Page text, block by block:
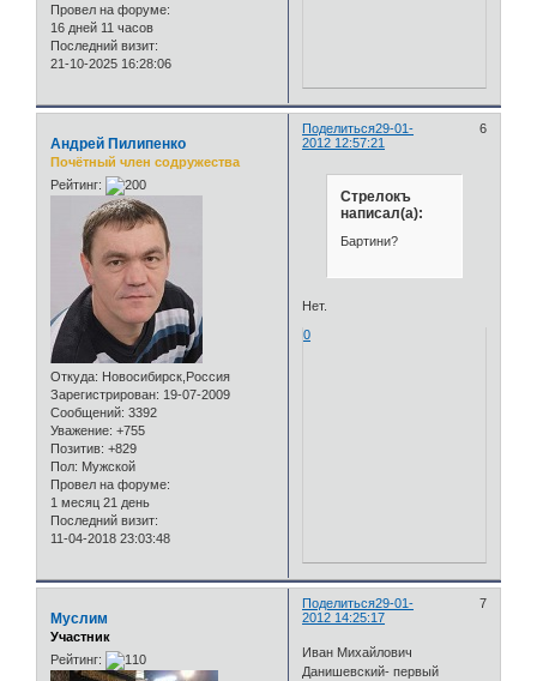
Провел на форуме:
16 дней 11 часов
Последний визит:
21-10-2025 16:28:06
Поделиться 6
29-01-
2012 12:57:21
Андрей Пилипенко
Почётный член содружества
Рейтинг:
Откуда: Новосибирск,Россия
Зарегистрирован: 19-07-2009
Сообщений: 3392
Уважение: +755
Позитив: +829
Пол: Мужской
Провел на форуме:
1 месяц 21 день
Последний визит:
11-04-2018 23:03:48
Стрелокъ
написал(а):
Бартини?
Нет.
0
Поделиться 7
29-01-
2012 14:25:17
Муслим
Участник
Рейтинг:
Иван Михайлович
Данишевский- первый